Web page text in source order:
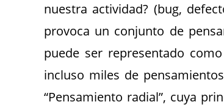
nuestra actividad? (bug,
provoca un conjunto de
puede ser representado
incluso miles de
“Pensamiento radial”, cuya